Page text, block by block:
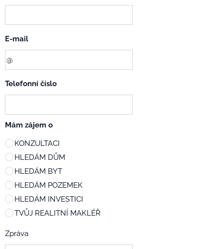
E-mail
Telefonní číslo
Mám zájem o
KONZULTACI
HLEDÁM DŮM
HLEDÁM BYT
HLEDÁM POZEMEK
HLEDÁM INVESTICI
TVŮJ REALITNÍ MAKLÉŘ
Zpráva